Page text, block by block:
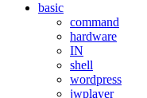
basic
command
hardware
IN
shell
wordpress
jwplayer